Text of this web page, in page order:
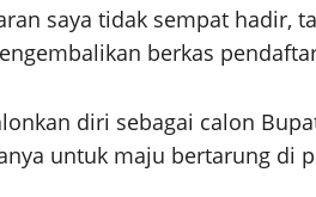
saya tidak sempat hadir,
berkas
diri sebagai calon
untuk maju bertarung di